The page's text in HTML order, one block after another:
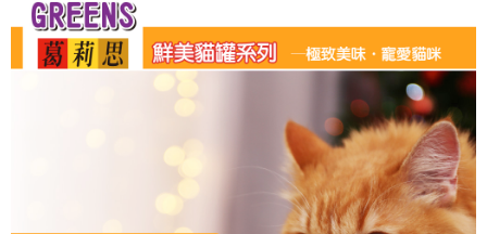
３．收到繳費通知簡訊後14天內，點擊此簡訊中的連結，可透過四大超商／
ATM／網路銀行／等多元方式進行付款，方視為交易完成。
※ 請注意：結帳手續完成當下不需立刻繳費，但若您需要取消訂單，請聯絡
購買商品的店家。未經商家同意取消之訂單仍視為有效，需透過AFTEE先享
※ 交易是否成功請以「AFTEE先享後付 」之結帳頁面顯示為準，若有關於
是否繳費成功／繳費後需取消欲退款等相關疑問，請聯繫「AFTEE先享後付
https://netprotections.freshdesk.com/support/home
１．透過由恩沛科技股份有限公司提供之「AFTEE先享後付」服務完成之交
易，需依本服務之必要範圍內提供個人資料，並將交易相關給付款項請求債